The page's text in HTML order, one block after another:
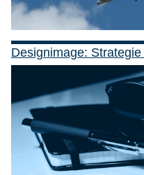
Designimage: